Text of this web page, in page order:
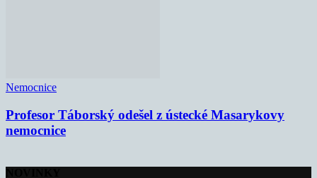
Nemocnice
Profesor Táborský odešel z ústecké Masarykovy
nemocnice